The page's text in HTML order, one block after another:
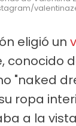
eligió un
conocido
"naked
ropa
a la